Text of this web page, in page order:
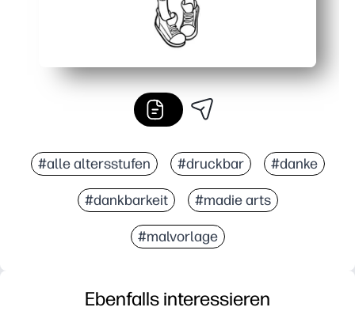
#alle altersstufen #druckbar #danke
#dankbarkeit #madie arts
#malvorlage
Ebenfalls interessieren